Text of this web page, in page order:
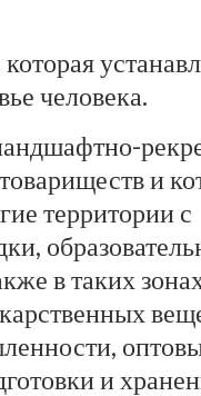
человека.
и
территории с
в таких
и